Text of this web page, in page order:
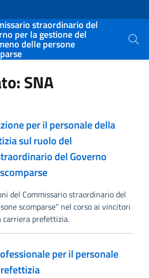
straordinario del
per la gestione del
delle persone Cerca
SNA
per il personale della
sul ruolo del
del Governo
del Commissario straordinario del
scomparse" nel corso ai vincitori
carriera prefettizia.
per il personale